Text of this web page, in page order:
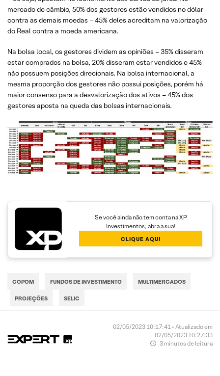
mercado de câmbio, 50% dos gestores estão vendidos no dólar
contra as demais moedas – 45% deles acreditam na valorização
do Real contra a moeda americana.
Na bolsa local, os gestores dividem as opiniões – 35% disseram
estar comprados na bolsa, 20% disseram estar vendidos e 45%
não possuem posições direcionais. Na bolsa internacional, a
mesma proporção dos gestores não possui posições, porém há
maior consenso para a desvalorização dos ativos – 45% dos
gestores aposta na queda das bolsas internacionais.
Se você ainda não tem conta na XP
Investimentos, abra a sua!
CLIQUE AQUI
COPOM FUNDOS DE INVESTIMENTO MULTIMERCADOS
PROJEÇÕES SELIC
02/05/2023 10:17:41 • Atualizado em
02/05/2023 10:27:33
3 minutos de leitura